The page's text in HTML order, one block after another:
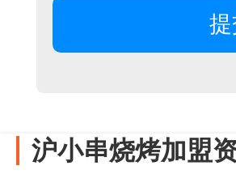
沪小串烧烤加盟